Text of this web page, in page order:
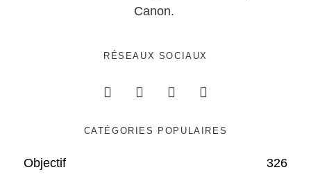
Canon.
RÉSEAUX SOCIAUX
CATÉGORIES POPULAIRES
Objectif
326